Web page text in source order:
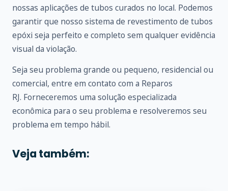
nossas aplicações de tubos curados no local. Podemos
garantir que nosso sistema de revestimento de tubos
epóxi seja perfeito e completo sem qualquer evidência
visual da violação.
Seja seu problema grande ou pequeno, residencial ou
comercial, entre em contato com a Reparos
RJ. Forneceremos uma solução especializada
econômica para o seu problema e resolveremos seu
problema em tempo hábil.
Veja também: